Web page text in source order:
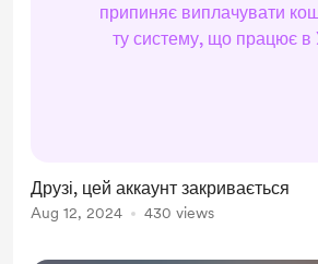
припиняє виплачувати
ту систему, що працює в
Друзі, цей аккаунт закривається
Aug 12, 2024 430 views